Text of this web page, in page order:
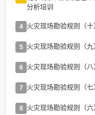
分析培训
4 火灾现场勘验规则（
5 火灾现场勘验规则（
6 火灾现场勘验规则（
7 火灾现场勘验规则（
8 火灾现场勘验规则（